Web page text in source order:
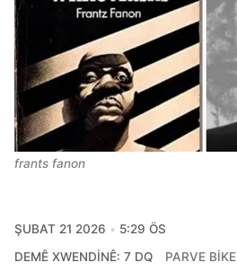
frants fanon
ŞUBAT 21 2026
5:29 ÖS
DEMÊ XWENDINÊ: 7 DQ
PARVE BIKE